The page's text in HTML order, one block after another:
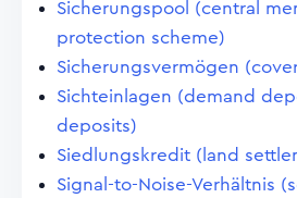
Sicherungspool (central
protection scheme)
Sicherungsvermögen
Sichteinlagen (demand
deposits)
Siedlungskredit (land
Signal-to-Noise-Verhältnis